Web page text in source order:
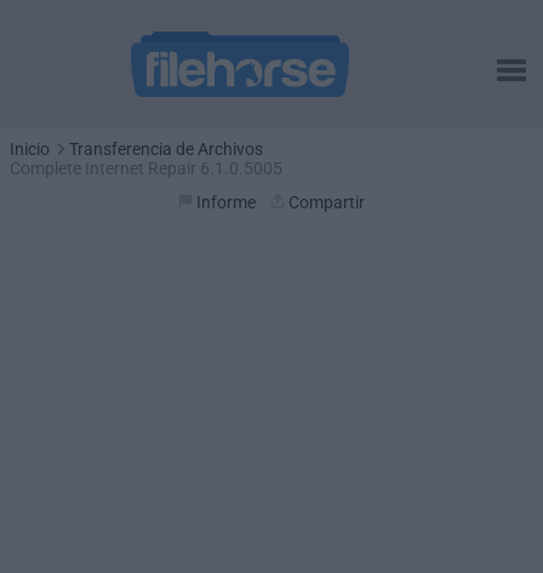
Inicio
Transferencia de Archivos
Complete Internet Repair 6.1.0.5005
Informe
Compartir